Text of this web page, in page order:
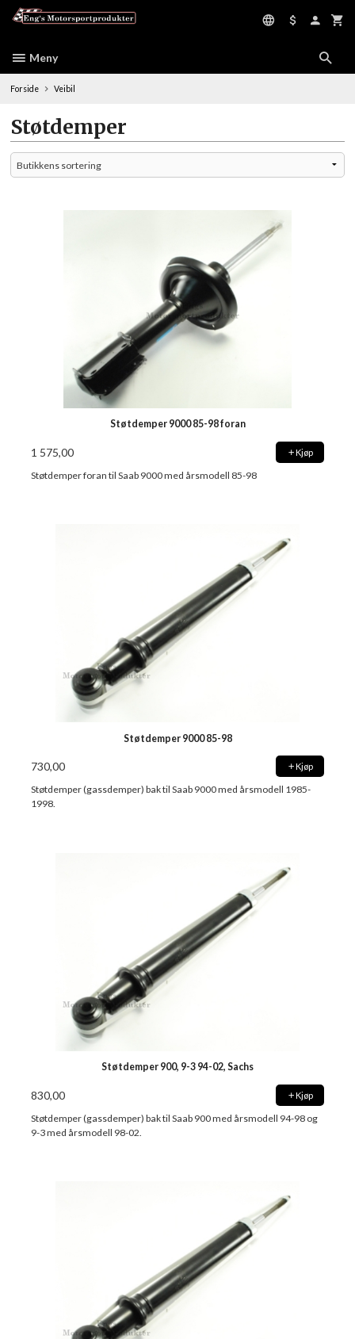
Meny
Forside Veibil
Støtdemper
Støtdemper 9000 85-98 foran
1 575,00 Kjøp
Støtdemper foran til Saab 9000 med årsmodell 85-98
Støtdemper 9000 85-98
730,00 Kjøp
Støtdemper (gassdemper) bak til Saab 9000 med årsmodell 1985-
1998.
Støtdemper 900, 9-3 94-02, Sachs
830,00 Kjøp
Støtdemper (gassdemper) bak til Saab 900 med årsmodell 94-98 og
9-3 med årsmodell 98-02.